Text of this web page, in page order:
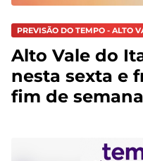
PREVISÃO DO TEMPO - ALTO
Alto Vale do
nesta sexta e
fim de semana